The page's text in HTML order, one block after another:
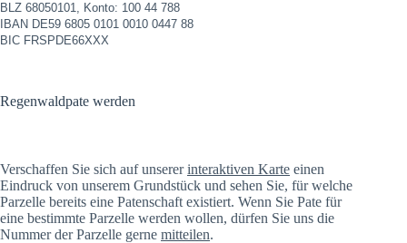
BLZ 68050101, Konto: 100 44 788
IBAN DE59 6805 0101 0010 0447 88
BIC FRSPDE66XXX
Regenwaldpate werden
Verschaffen Sie sich auf unsererinteraktiven Karte einen
Eindruck von unserem Grundstück und sehen Sie, für welche
Parzelle bereits eine Patenschaft existiert. Wenn Sie Pate für
eine bestimmte Parzelle werden wollen, dürfen Sie uns die
Nummer der Parzelle gerne mitteilen.